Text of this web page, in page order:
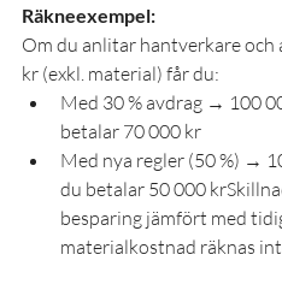
Räkneexempel:
Om du anlitar hantverkare
kr (exkl. material) får du:
Med 30 % avdrag → 100
betalar 70 000 kr
Med nya regler (50 %) →
du betalar 50 000
besparing jämfört med
materialkostnad räknas